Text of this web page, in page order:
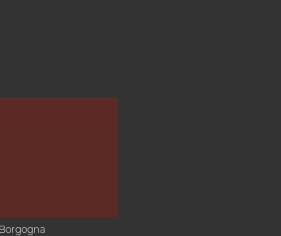
Borgogna